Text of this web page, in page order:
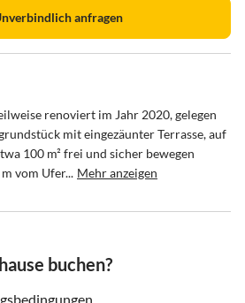
anfragen
renoviert im Jahr 2020, gelegen
mit eingezäunter Terrasse, auf
100 m² frei und sicher bewegen
vom Ufer... Mehr anzeigen
buchen?